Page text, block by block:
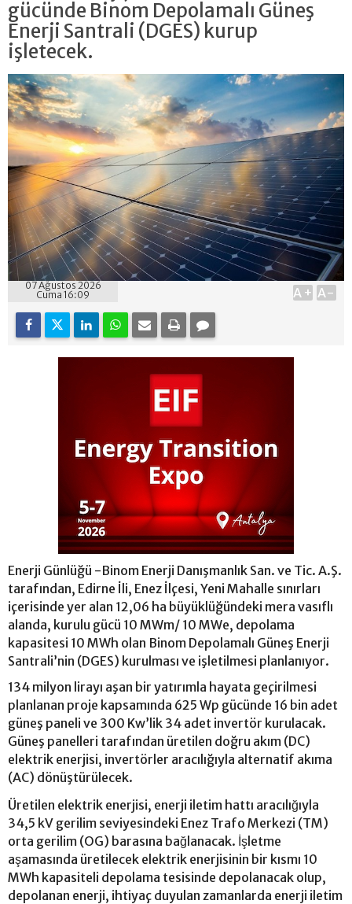
gücünde Binom Depolamalı Güneş
Enerji Santrali (DGES) kurup
işletecek.
07 Ağustos 2026
Cuma 16:09
A+ A-
Enerji Günlüğü -Binom Enerji Danışmanlık San. ve Tic. A.Ş.
tarafından, Edirne İli, Enez İlçesi, Yeni Mahalle sınırları
içerisinde yer alan 12,06 ha büyüklüğündeki mera vasıflı
alanda, kurulu gücü 10 MWm/ 10 MWe, depolama
kapasitesi 10 MWh olan Binom Depolamalı Güneş Enerji
Santrali’nin (DGES) kurulması ve işletilmesi planlanıyor.
134 milyon lirayı aşan bir yatırımla hayata geçirilmesi
planlanan proje kapsamında 625 Wp gücünde 16 bin adet
güneş paneli ve 300 Kw’lik 34 adet invertör kurulacak.
Güneş panelleri tarafından üretilen doğru akım (DC)
elektrik enerjisi, invertörler aracılığıyla alternatif akıma
(AC) dönüştürülecek.
Üretilen elektrik enerjisi, enerji iletim hattı aracılığıyla
34,5 kV gerilim seviyesindeki Enez Trafo Merkezi (TM)
orta gerilim (OG) barasına bağlanacak. İşletme
aşamasında üretilecek elektrik enerjisinin bir kısmı 10
MWh kapasiteli depolama tesisinde depolanacak olup,
depolanan enerji, ihtiyaç duyulan zamanlarda enerji iletim